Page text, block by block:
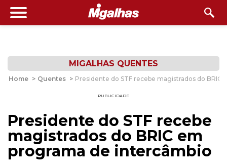
MIGALHAS QUENTES
Home > Quentes > Presidente do STF recebe magistrados do
PUBLICIDADE
Presidente do STF recebe
magistrados do BRIC em
programa de intercâmbio